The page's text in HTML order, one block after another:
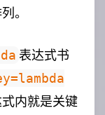
。
表达式书
内就是关键